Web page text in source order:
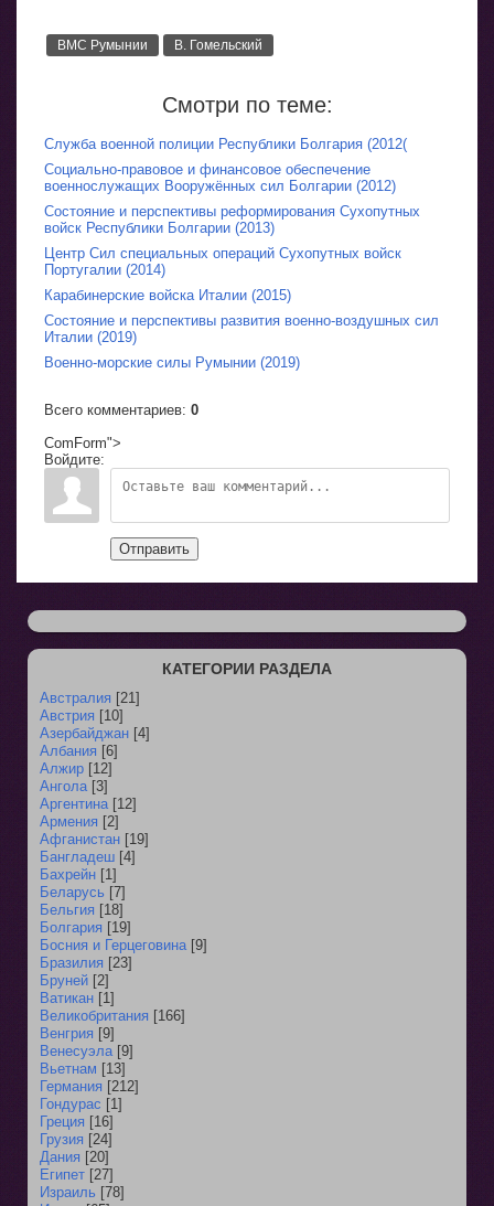
ВМС Румынии В. Гомельский
Смотри по теме:
Служба военной полиции Республики Болгария (2012(
Социально-правовое и финансовое обеспечение
военнослужащих Вооружённых сил Болгарии (2012)
Состояние и перспективы реформирования Сухопутных
войск Республики Болгарии (2013)
Центр Сил специальных операций Сухопутных войск
Португалии (2014)
Карабинерские войска Италии (2015)
Состояние и перспективы развития военно-воздушных сил
Италии (2019)
Военно-морские силы Румынии (2019)
Всего комментариев: 0
ComForm">
Войдите:
Отправить
КАТЕГОРИИ РАЗДЕЛА
Австралия [21]
Австрия [10]
Азербайджан [4]
Албания [6]
Алжир [12]
Ангола [3]
Аргентина [12]
Армения [2]
Афганистан [19]
Бангладеш [4]
Бахрейн [1]
Беларусь [7]
Бельгия [18]
Болгария [19]
Босния и Герцеговина [9]
Бразилия [23]
Бруней [2]
Ватикан [1]
Великобритания [166]
Венгрия [9]
Венесуэла [9]
Вьетнам [13]
Германия [212]
Гондурас [1]
Греция [16]
Грузия [24]
Дания [20]
Египет [27]
Израиль [78]